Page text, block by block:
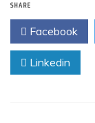
SHARE
Facebook
Linkedin